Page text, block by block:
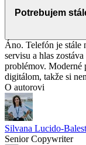
Potrebujem
Áno. Telefón je stále
servisu a hlas
problémov. Moderné
digitálom, takže si
O autorovi
Silvana Lucido-
Senior Copywriter